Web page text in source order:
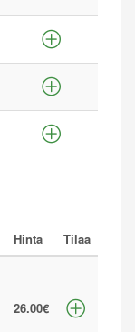
Hinta Tilaa
26.00€